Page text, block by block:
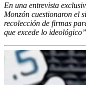
En una entrevista
Monzón cuestionaron el
recolección de firmas
que excede lo